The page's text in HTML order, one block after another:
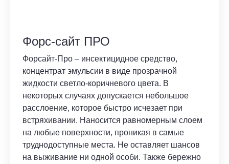
Форс-сайт ПРО
Форсайт-Про – инсектицидное средство,
концентрат эмульсии в виде прозрачной
жидкости светло-коричневого цвета. В
некоторых случаях допускается небольшое
расслоение, которое быстро исчезает при
встряхивании. Наносится равномерным слоем
на любые поверхности, проникая в самые
труднодоступные места. Не оставляет шансов
на выживание ни одной особи. Также бережно